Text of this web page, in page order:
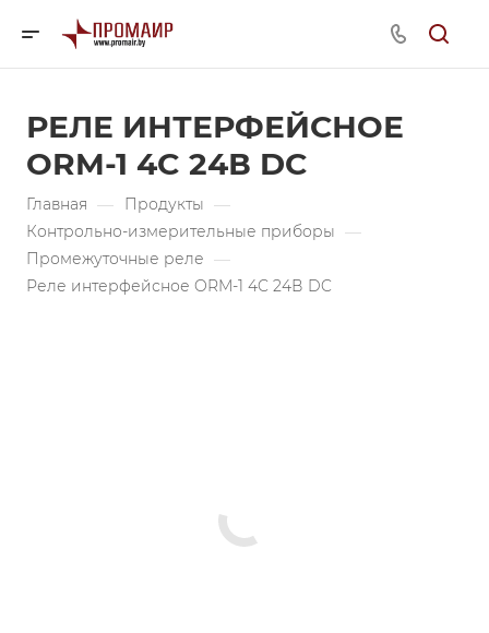
РЕЛЕ ИНТЕРФЕЙСНОЕ
ORM-1 4C 24В DC
Главная — Продукты —
Контрольно-измерительные приборы —
Промежуточные реле —
Реле интерфейсное ORM-1 4C 24В DC